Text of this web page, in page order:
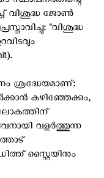
വിശുദ്ധ ജോൺ
"വിശുദ്ധ
ശ്രദ്ധേയമാണ്:
കഴിഞ്ഞേക്കും,
വളർത്തുന്ന
സ്റ്റൈയിനും